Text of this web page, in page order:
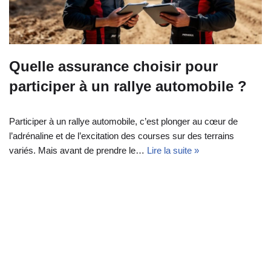
Quelle assurance choisir pour
participer à un rallye automobile ?
Participer à un rallye automobile, c’est plonger au cœur de
l’adrénaline et de l’excitation des courses sur des terrains
variés. Mais avant de prendre le… Lire la suite »